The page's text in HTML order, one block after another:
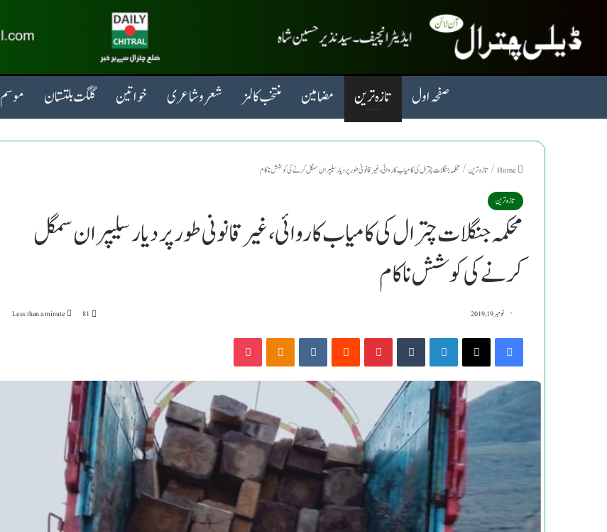
صفحہ اول تازہ ترین مضامین منتخب کالمز شعروشاعری خواتین گلگت بلتستان موسم
/ تازہ ترین / محکمہ جنگلات چترال کی کامیاب کاروائی،غیر قانونی طور پر دیار سلیپران سمگل کرنے کی کوشش ناکام
تازہ ترین
محکمہ جنگلات چترال کی کامیاب کاروائی،غیر قانونی طور پر دیار سلیپران سمگل
کرنے کی کوشش ناکام
نومبر 19, 2019 81
Facebook
X
LinkedIn
Tumblr
Pinterest
Reddit
VKontakte
Odnoklassniki
Pocket